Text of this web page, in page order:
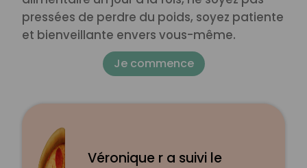
pressées de perdre du poids, soyez patiente
et bienveillante envers vous-même.
Je commence
Véronique r a suivi le